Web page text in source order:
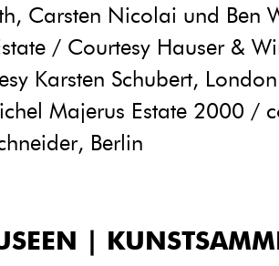
Carsten Nicolai und Ben
/ Courtesy Hauser &
Karsten Schubert,
Majerus Estate 2000 /
Berlin
|